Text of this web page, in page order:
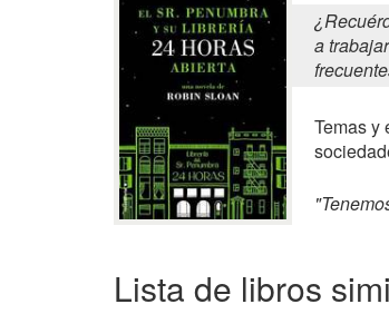
a
Temas y
Lista de libros